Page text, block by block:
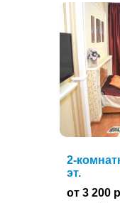
2-
эт.
от 3 200